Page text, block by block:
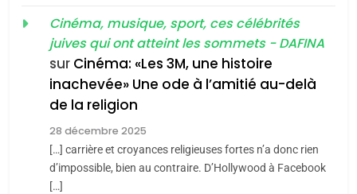
Tout sur la Nostalgie
SOUVENIRS
l’alliance pourrait
s’étendre à 13 pays
d’Amérique latine
ISRAÉL JUDAISME
Cinéma, musique, sport, ces célébrités
juives qui ont atteint les sommets - DAFINA
sur Cinéma: «Les 3M, une histoire
inachevée» Une ode à l’amitié au-delà
de la religion
28 décembre 2025
[…] carrière et croyances religieuses fortes n’a donc rien
d’impossible, bien au contraire. D’Hollywood à Facebook
[…]
Zrihen-Dvir
CE QUI NOUS MANQUE –
Jacques Hadida
JUDAISME
Maroc : Les amandes de